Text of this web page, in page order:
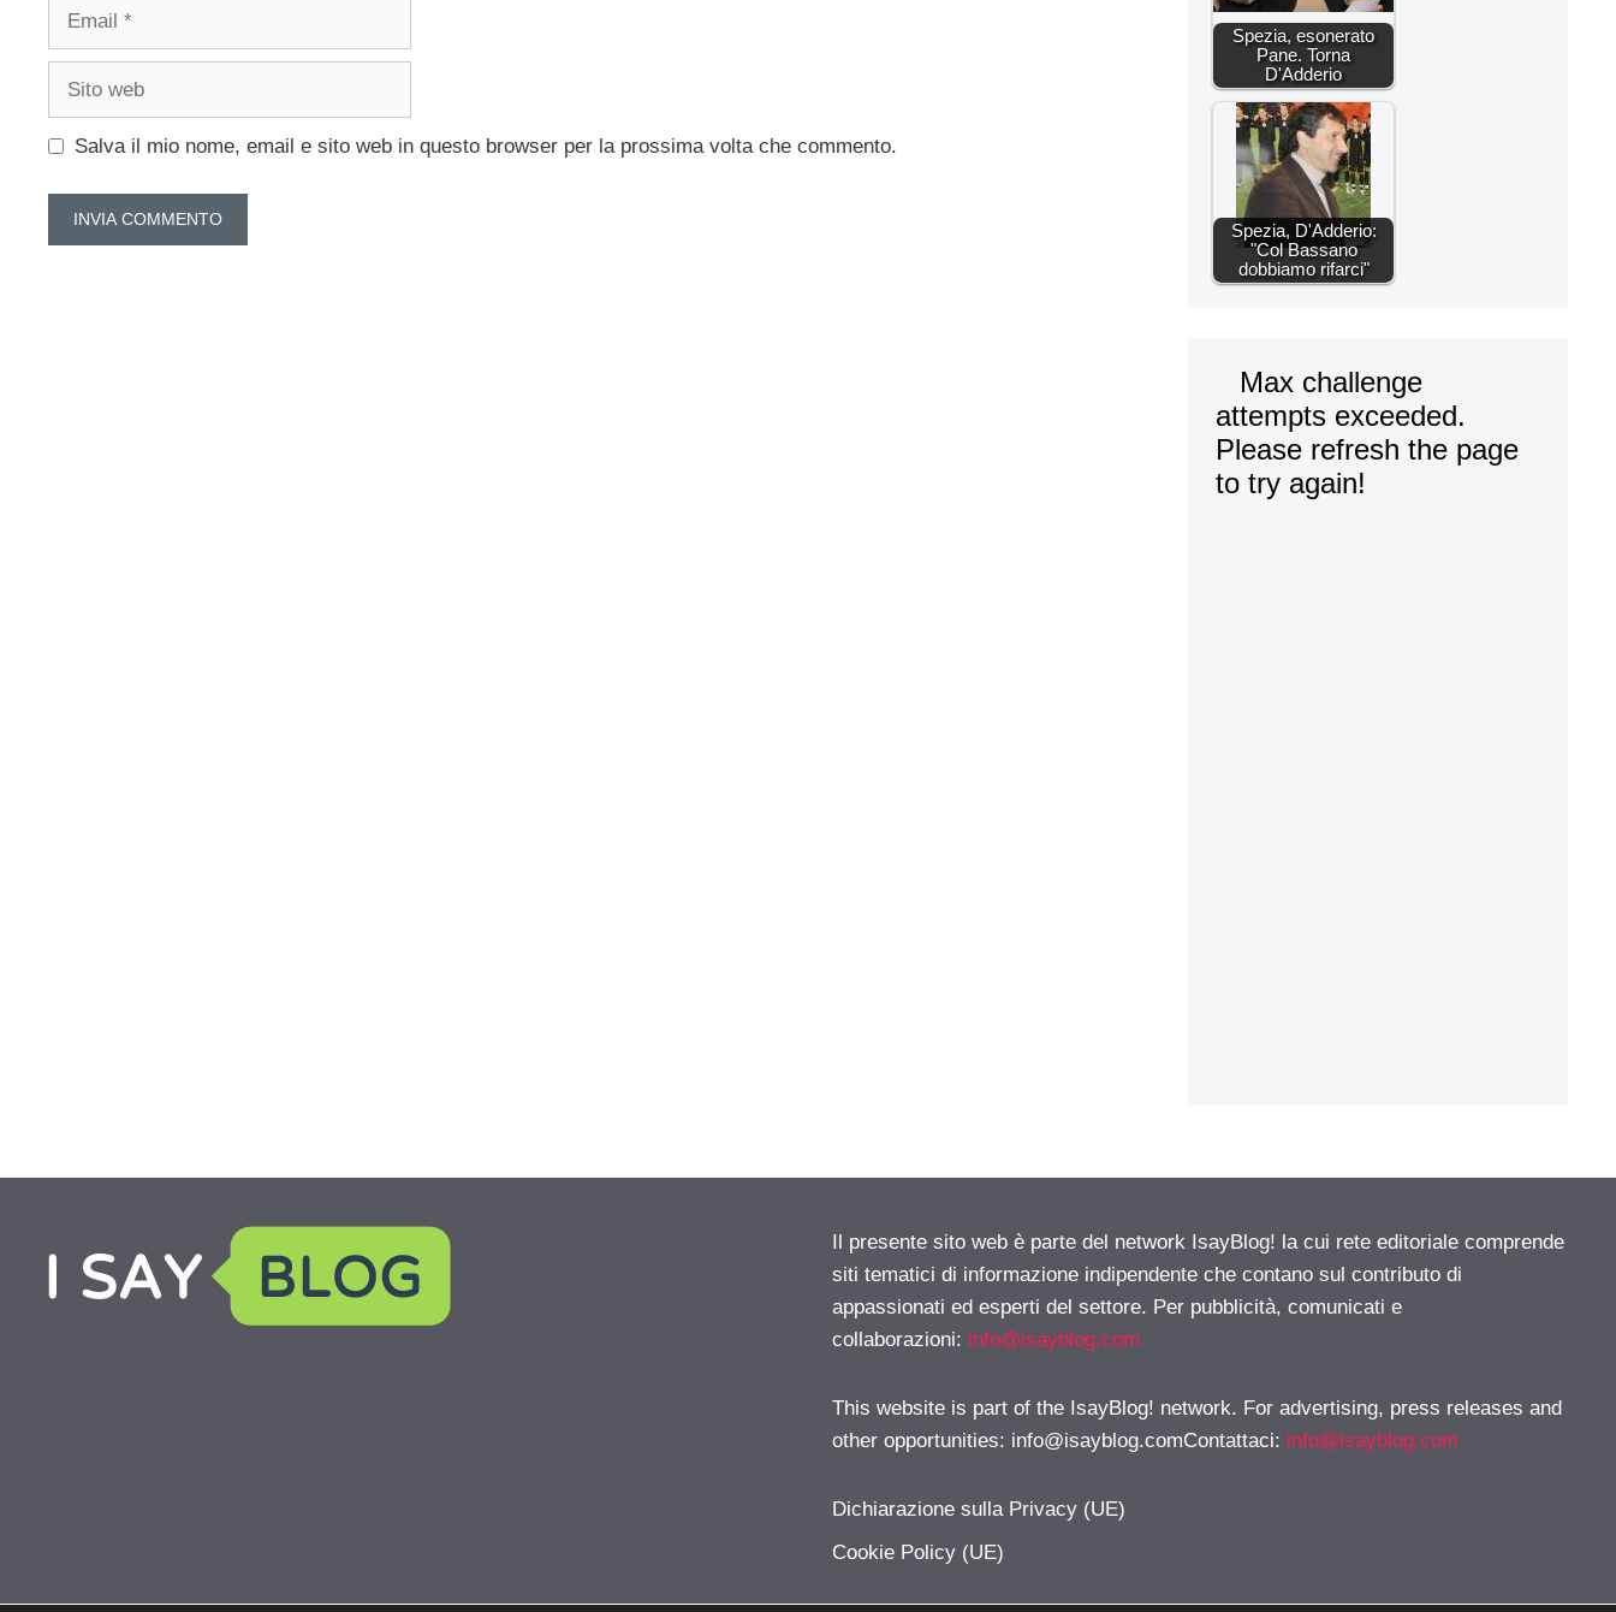
Email
Sito
Salva il mio nome, email e sito web in questo browser per la prossima volta che commento.
Spezia, esonerato
Pane. Torna
D'Adderio
Spezia, D'Adderio:
"Col Bassano
dobbiamo rifarci"
Il presente sito web è parte del network IsayBlog! la cui rete editoriale comprende
siti tematici di informazione indipendente che contano sul contributo di
appassionati ed esperti del settore. Per pubblicità, comunicati e
collaborazioni: info@isayblog.com
This website is part of the IsayBlog! network. For advertising, press releases and
other opportunities: info@isayblog.comContattaci: info@isayblog.com
Dichiarazione sulla Privacy (UE)
Cookie Policy (UE)